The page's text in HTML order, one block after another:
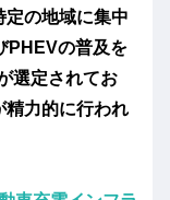
定の地域に集中
PHEVの普及を
選定されてお
精力的に行われ